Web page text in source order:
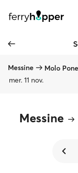
Messine
Molo
mer. 11 nov.
Messine